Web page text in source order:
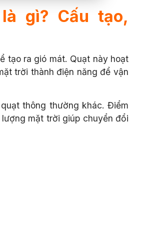
gì? Cấu tạo,
tạo ra gió mát. Quạt này hoạt
trời thành điện năng để vận
thông thường khác. Điểm
mặt trời giúp chuyển đổi